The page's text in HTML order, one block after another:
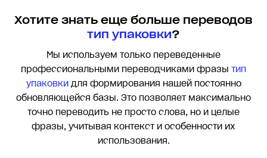
Хотите знать еще больше переводов
тип упаковки?
Мы используем только переведенные
профессиональными переводчиками фразы тип
упаковкидля формирования нашей постоянно
обновляющейся базы. Это позволяет максимально
точно переводить не просто слова, но и целые
фразы, учитывая контекст и особенности их
использования.